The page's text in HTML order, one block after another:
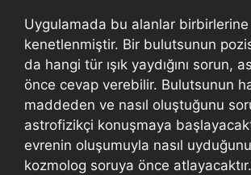
Uygulamada bu alanlar birbirlerine
kenetlenmiştir. Bir bulutsunun
da hangi tür ışık yaydığını sorun,
önce cevap verebilir. Bulutsunun
maddeden ve nasıl oluştuğunu
astrofizikçi konuşmaya
evrenin oluşumuyla nasıl
kozmolog soruya önce